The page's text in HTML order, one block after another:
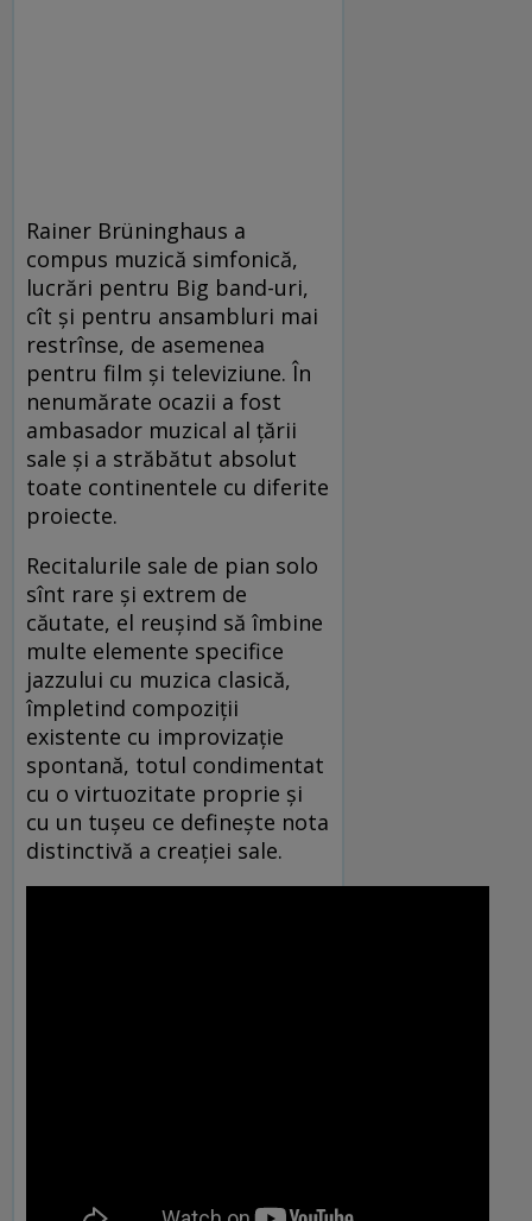
Rainer Brüninghaus a
compus muzică simfonică,
lucrări pentru Big band-uri,
cît şi pentru ansambluri mai
restrînse, de asemenea
pentru film şi televiziune. În
nenumărate ocazii a fost
ambasador muzical al ţării
sale şi a străbătut absolut
toate continentele cu diferite
proiecte.
Recitalurile sale de pian solo
sînt rare şi extrem de
căutate, el reuşind să îmbine
multe elemente specifice
jazzului cu muzica clasică,
împletind compoziţii
existente cu improvizaţie
spontană, totul condimentat
cu o virtuozitate proprie şi
cu un tuşeu ce defineşte nota
distinctivă a creaţiei sale.